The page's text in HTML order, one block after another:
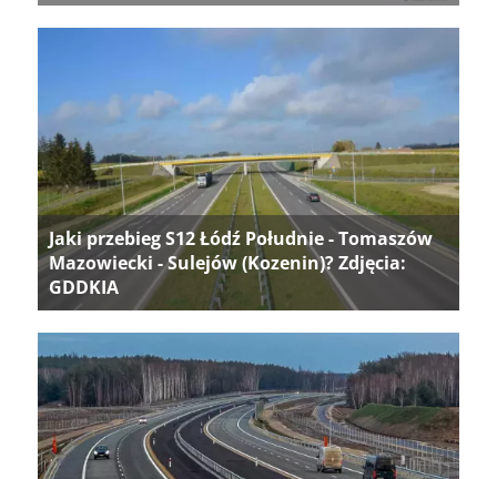
Jaki przebieg S12 Łódź Południe - Tomaszów
Mazowiecki - Sulejów (Kozenin)? Zdjęcia:
GDDKIA